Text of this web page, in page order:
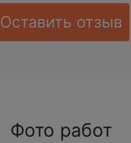
Оставить отзыв
Фото работ